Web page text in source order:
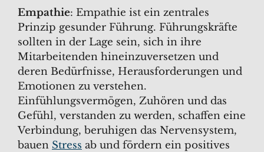
Empathie: Empathie ist ein zentrales
Prinzip gesunder Führung. Führungskräfte
sollten in der Lage sein, sich in ihre
Mitarbeitenden hineinzuversetzen und
deren Bedürfnisse, Herausforderungen und
Emotionen zu verstehen.
Einfühlungsvermögen, Zuhören und das
Gefühl, verstanden zu werden, schaffen eine
Verbindung, beruhigen das Nervensystem,
bauen Stress ab und fördern ein positives